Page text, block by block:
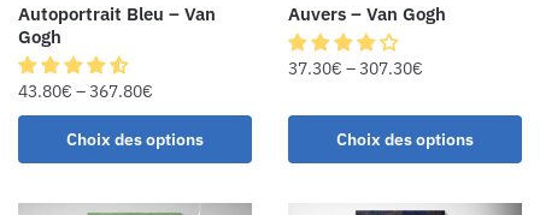
Autoportrait Bleu – Van
Gogh
43.80€ –367.80€
Choix des options
Auvers – Van Gogh
37.30€ –307.30€
Choix des options